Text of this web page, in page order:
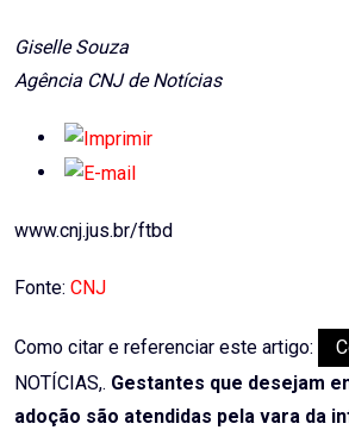
Giselle Souza
Agência CNJ de Notícias
www.cnj.jus.br/ftbd
Fonte: CNJ
Como citar e referenciar este artigo:
NOTÍCIAS,. Gestantes que desejam
adoção são atendidas pela vara da